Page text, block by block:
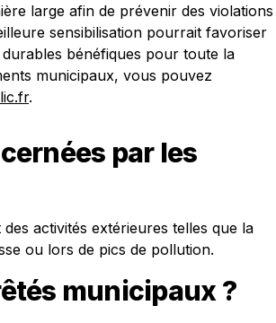
large afin de prévenir des violations
sensibilisation pourrait favoriser
bénéfiques pour toute la
municipaux, vous pouvez
.
par les
activités extérieures telles que la
ou lors de pics de pollution.
municipaux ?